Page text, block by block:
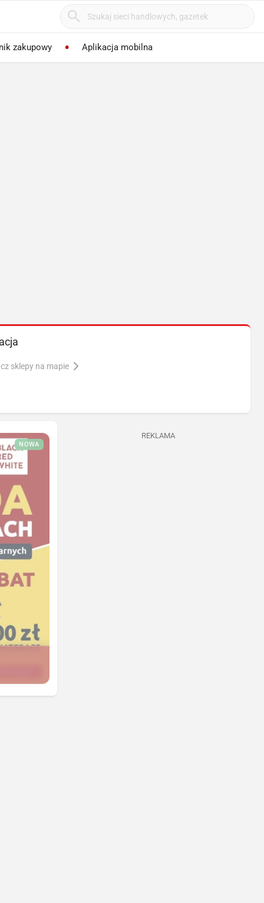
zakupowy Aplikacja mobilna
sklepy na mapie
NOWA
REKLAMA